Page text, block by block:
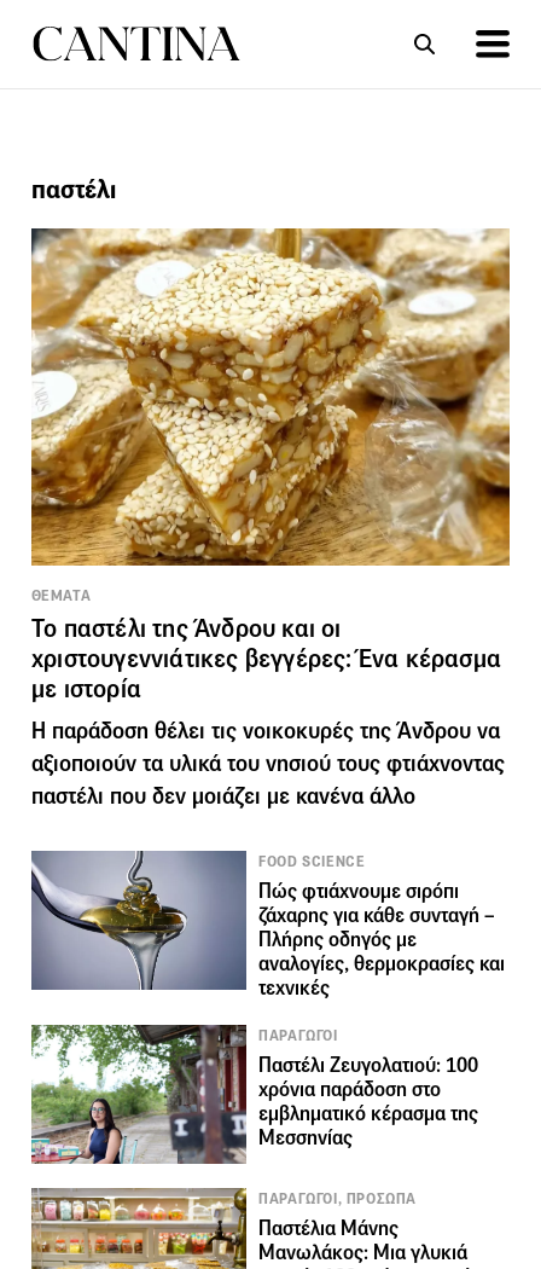
παστέλι
ΘΕΜΑΤΑ
Το παστέλι της Άνδρου και οι
χριστουγεννιάτικες βεγγέρες: Ένα κέρασμα
με ιστορία
Η παράδοση θέλει τις νοικοκυρές της Άνδρου να
αξιοποιούν τα υλικά του νησιού τους φτιάχνοντας
παστέλι που δεν μοιάζει με κανένα άλλο
FOOD SCIENCE
Πώς φτιάχνουμε σιρόπι
ζάχαρης για κάθε συνταγή –
Πλήρης οδηγός με
αναλογίες, θερμοκρασίες και
τεχνικές
ΠΑΡΑΓΩΓΟΙ
Παστέλι Ζευγολατιού: 100
χρόνια παράδοση στο
εμβληματικό κέρασμα της
Μεσσηνίας
ΠΑΡΑΓΩΓΟΙ, ΠΡΟΣΩΠΑ
Παστέλια Μάνης
Μανωλάκος: Mια γλυκιά